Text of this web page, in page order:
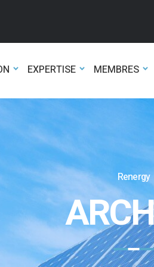
EXPERTISE MEMBRES
Renergy